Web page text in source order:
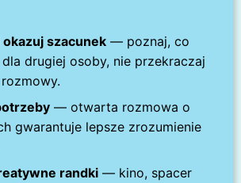
okazuj szacunek — poznaj, co
drugiej osoby, nie przekraczaj
— otwarta rozmowa o
gwarantuje lepsze zrozumienie
randki — kino, spacer